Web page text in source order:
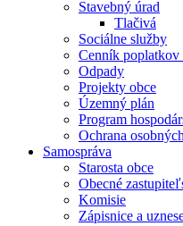
Stavebný úrad
Tlačivá
Sociálne služby
Cenník poplatkov
Odpady
Projekty obce
Územný plán
Program
Ochrana
Samospráva
Starosta obce
Obecné
Komisie
Zápisnice a